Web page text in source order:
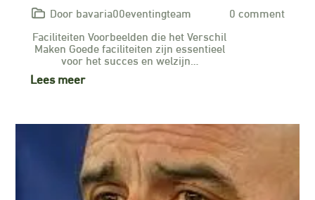
Door bavaria00eventingteam
0 comment
Faciliteiten Voorbeelden die het Verschil
Maken Goede faciliteiten zijn essentieel
voor het succes en welzijn…
Lees meer